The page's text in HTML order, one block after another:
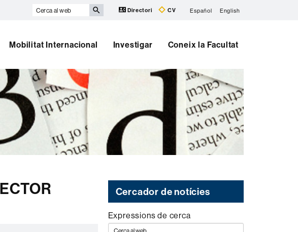
Cerca
Directori CV Español English
Mobilitat Internacional Investigar Coneix la Facultat
Cercador de notícies
Expressions de cerca